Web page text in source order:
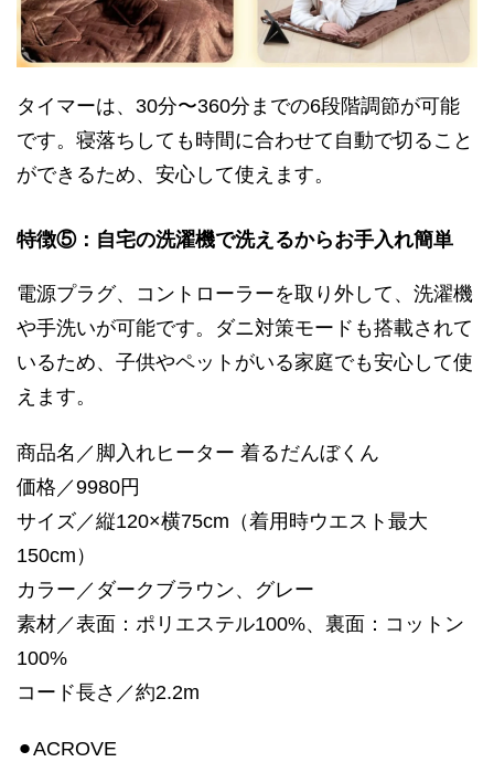
タイマーは、30分〜360分までの6段階調節が可能
です。寝落ちしても時間に合わせて自動で切ること
ができるため、安心して使えます。
特徴⑤：自宅の洗濯機で洗えるからお手入れ簡単
電源プラグ、コントローラーを取り外して、洗濯機
や手洗いが可能です。ダニ対策モードも搭載されて
いるため、子供やペットがいる家庭でも安心して使
えます。
商品名／脚入れヒーター 着るだんぼくん
価格／9980円
サイズ／縦120×横75cm（着用時ウエスト最大
150cm）
カラー／ダークブラウン、グレー
素材／表面：ポリエステル100%、裏面：コットン
100%
コード長さ／約2.2m
⚫︎ACROVE